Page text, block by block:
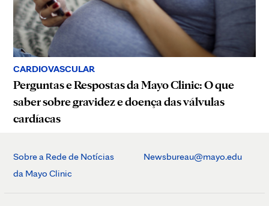
CARDIOVASCULAR
Perguntas e Respostas da Mayo Clinic: O que
saber sobre gravidez e doença das válvulas
cardíacas
Sobre a Rede de Notícias
da Mayo Clinic
Newsbureau@mayo.edu